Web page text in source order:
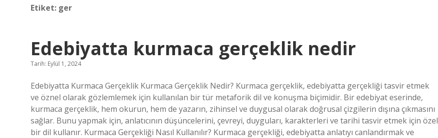
Etiket: ger
Edebiyatta kurmaca gerçeklik nedir
Tarih: Eylül 1, 2024
Edebiyatta Kurmaca Gerçeklik Kurmaca Gerçeklik Nedir? Kurmaca gerçeklik, edebiyatta gerçekliği tasvir etmek
ve öznel olarak gözlemlemek için kullanılan bir tür metaforik dil ve konuşma biçimidir. Bir edebiyat eserinde,
kurmaca gerçeklik, hem okurun, hem de yazarın, zihinsel ve duygusal olarak doğrusal çizgilerin dışına çıkmasını
sağlar. Bunu yapmak için, anlatıcının düşüncelerini, çevreyi, duyguları, karakterleri ve tarihi tasvir etmek için özel
bir dil kullanır. Kurmaca Gerçekliği Nasıl Kullanılır? Kurmaca gerçekliği, edebiyatta anlatıyı canlandırmak ve